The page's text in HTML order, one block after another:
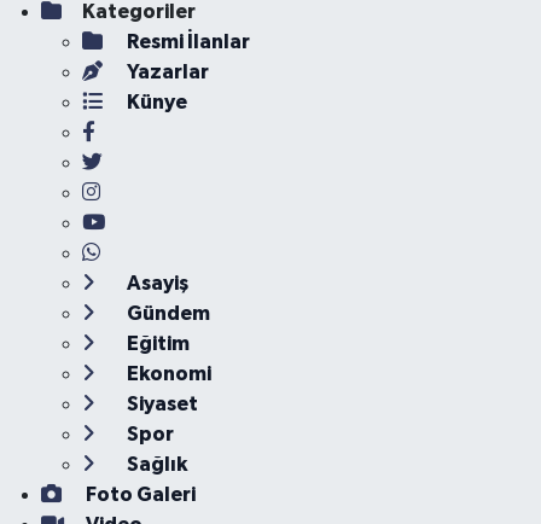
Kategoriler
Resmi İlanlar
Yazarlar
Künye
Asayiş
Gündem
Eğitim
Ekonomi
Siyaset
Spor
Sağlık
Foto Galeri